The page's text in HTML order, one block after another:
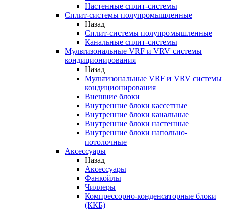
Настенные сплит-системы
Сплит-системы полупромышленные
Назад
Сплит-системы полупромышленные
Канальные сплит-системы
Мультизональные VRF и VRV системы
кондиционирования
Назад
Мультизональные VRF и VRV системы
кондиционирования
Внешние блоки
Внутренние блоки кассетные
Внутренние блоки канальные
Внутренние блоки настенные
Внутренние блоки напольно-
потолочные
Аксессуары
Назад
Аксессуары
Фанкойлы
Чиллеры
Компрессорно-конденсаторные блоки
(ККБ)